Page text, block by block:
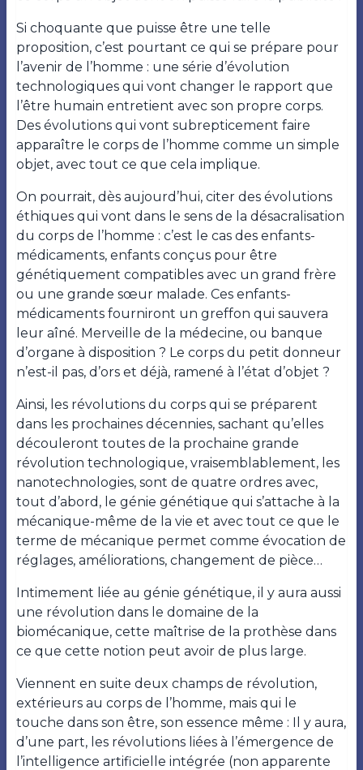
Si choquante que puisse être une telle
proposition, c’est pourtant ce qui se prépare pour
l’avenir de l’homme : une série d’évolution
technologiques qui vont changer le rapport que
l’être humain entretient avec son propre corps.
Des évolutions qui vont subrepticement faire
apparaître le corps de l’homme comme un simple
objet, avec tout ce que cela implique.
On pourrait, dès aujourd’hui, citer des évolutions
éthiques qui vont dans le sens de la désacralisation
du corps de l’homme : c’est le cas des enfants-
médicaments, enfants conçus pour être
génétiquement compatibles avec un grand frère
ou une grande sœur malade. Ces enfants-
médicaments fourniront un greffon qui sauvera
leur aîné. Merveille de la médecine, ou banque
d’organe à disposition ? Le corps du petit donneur
n’est-il pas, d’ors et déjà, ramené à l’état d’objet ?
Ainsi, les révolutions du corps qui se préparent
dans les prochaines décennies, sachant qu’elles
découleront toutes de la prochaine grande
révolution technologique, vraisemblablement, les
nanotechnologies, sont de quatre ordres avec,
tout d’abord, le génie génétique qui s’attache à la
mécanique-même de la vie et avec tout ce que le
terme de mécanique permet comme évocation de
réglages, améliorations, changement de pièce…
Intimement liée au génie génétique, il y aura aussi
une révolution dans le domaine de la
biomécanique, cette maîtrise de la prothèse dans
ce que cette notion peut avoir de plus large.
Viennent en suite deux champs de révolution,
extérieurs au corps de l’homme, mais qui le
touche dans son être, son essence même : Il y aura,
d’une part, les révolutions liées à l’émergence de
l’intelligence artificielle intégrée (non apparente